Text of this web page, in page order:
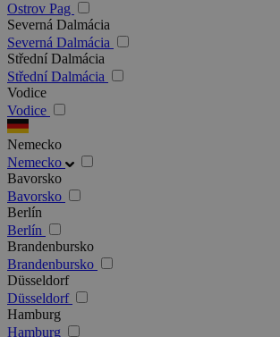
Ostrov Pag
Severná Dalmácia
Severná Dalmácia
Střední Dalmácia
Střední Dalmácia
Vodice
Vodice
Nemecko
Nemecko
Bavorsko
Bavorsko
Berlín
Berlín
Brandenbursko
Brandenbursko
Düsseldorf
Düsseldorf
Hamburg
Hamburg